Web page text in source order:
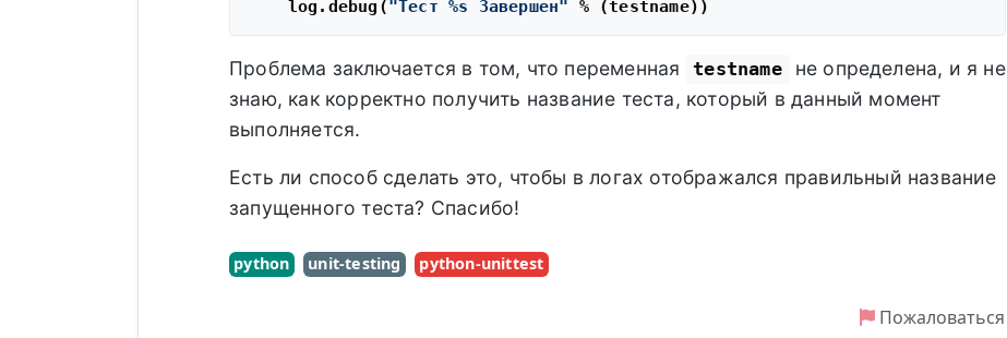
    log.debug(
"Тест %s Завершен"
Проблема заключается в том, что переменная testname
не определена, и я не
знаю, как корректно получить название теста, который в данный момент
выполняется.
Есть ли способ сделать это, чтобы в логах отображался правильный название
запущенного теста? Спасибо!
python unit-testing python-unittest
Пожаловаться